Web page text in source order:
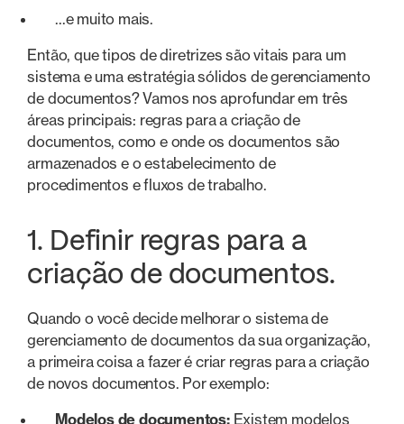
...e muito mais.
Então, que tipos de diretrizes são vitais para um
sistema e uma estratégia sólidos de gerenciamento
de documentos? Vamos nos aprofundar em três
áreas principais: regras para a criação de
documentos, como e onde os documentos são
armazenados e o estabelecimento de
procedimentos e fluxos de trabalho.
1. Definir regras para a
criação de documentos.
Quando o você decide melhorar o sistema de
gerenciamento de documentos da sua organização,
a primeira coisa a fazer é criar regras para a criação
de novos documentos. Por exemplo:
Modelos de documentos: Existem modelos